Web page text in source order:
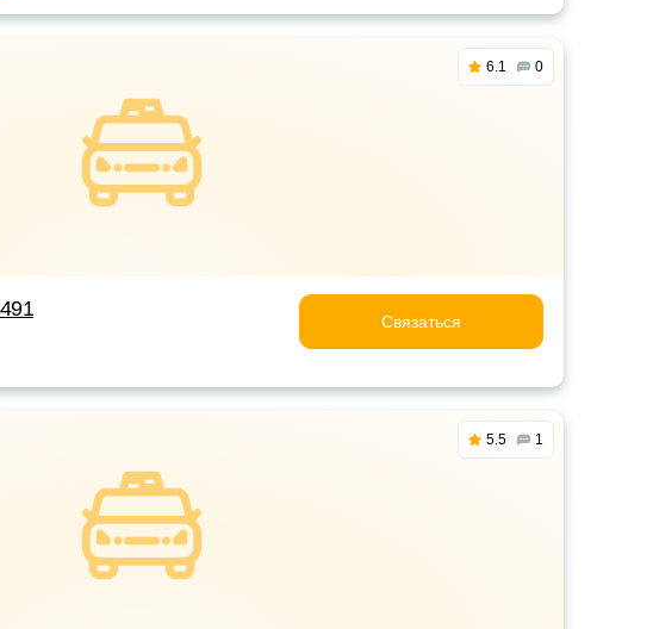
6.1 0
Связаться
5.5 1